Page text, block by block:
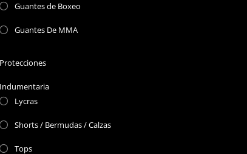
Guantes de Boxeo
Guantes De MMA
Protecciones
Indumentaria
Lycras
Shorts / Bermudas / Calzas
Tops